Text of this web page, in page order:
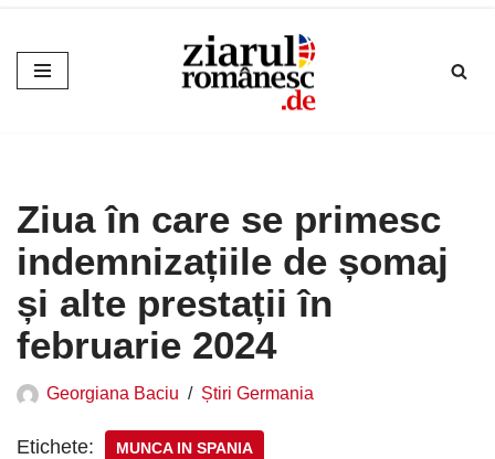
Sari
la
Ziua în care se primesc
indemnizațiile de șomaj
și alte prestații în
februarie 2024
Georgiana Baciu Știri Germania
Etichete: MUNCA IN SPANIA